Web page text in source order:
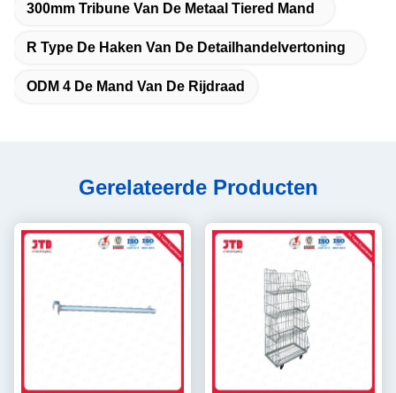
300mm Tribune Van De Metaal Tiered Mand
R Type De Haken Van De Detailhandelvertoning
ODM 4 De Mand Van De Rijdraad
Gerelateerde Producten